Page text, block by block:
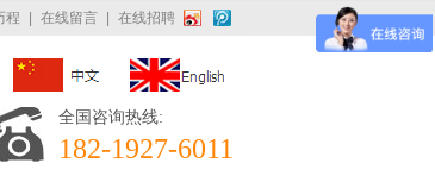
程 在线留言 在线招聘
全国咨询热线:
182-1927-6011